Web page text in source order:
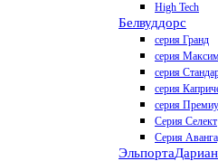
High Tech
Белвуддорс
серия Гранд
серия
серия
серия
серия
Серия Селект
Серия
Эльпорта